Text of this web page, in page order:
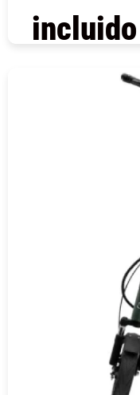
incluido